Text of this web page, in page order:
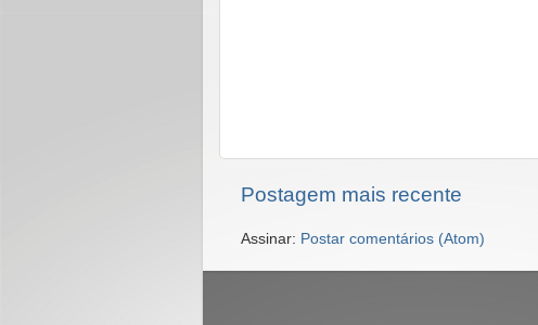
Postagem mais recente
Assinar: Postar comentários (Atom)